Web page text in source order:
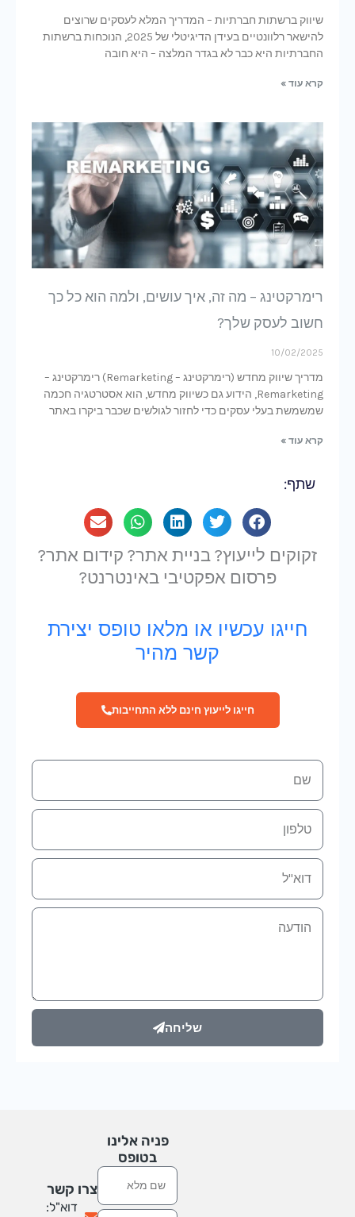
שיווק ברשתות חברתיות – המדריך המלא לעסקים שרוצים
להישאר רלוונטיים בעידן הדיגיטלי של 2025, הנוכחות ברשתות
החברתיות היא כבר לא בגדר המלצה – היא חובה
קרא עוד »
רימרקטינג – מה זה, איך עושים, ולמה הוא כל כך
חשוב לעסק שלך?
10/02/2025
מדריך שיווק מחדש (רימרקטינג – Remarketing) רימרקטינג –
Remarketing, הידוע גם כשיווק מחדש, הוא אסטרטגיה חכמה
שמשמשת בעלי עסקים כדי לחזור לגולשים שכבר ביקרו באתר
קרא עוד »
שתף:
זקוקים לייעוץ? בניית אתר? קידום אתר?
פרסום אפקטיבי באינטרנט?
חייגו עכשיו או מלאו טופס יצירת
קשר מהיר
חייגו לייעוץ חינם ללא התחייבות
שליחה
צרו קשר
דוא"ל:
פניה אלינו
בטופס